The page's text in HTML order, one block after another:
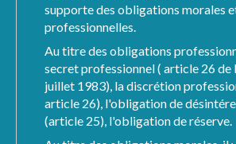
supporte des obligations morales
professionnelles.
Au titre des obligations
secret professionnel ( article 26 de
juillet 1983), la discrétion
article 26), l'obligation de
(article 25), l'obligation de réserve.